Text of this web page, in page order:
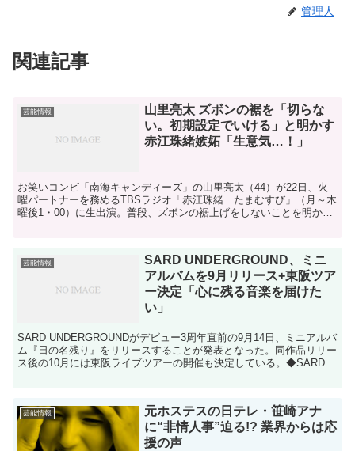
管理人
関連記事
芸能情報
山里亮太 ズボンの裾を「切らな
い。初期設定でいける」と明かす
赤江珠緒嫉妬「生意気…！」
お笑いコンビ「南海キャンディーズ」の山里亮太（44）が22日、火
曜パートナーを務めるTBSラジオ「赤江珠緒 たまむすび」（月～木
曜後1・00）に生出演。普段、ズボンの裾上げをしないことを明かし
芸能情報
SARD UNDERGROUND、ミニ
アルバムを9月リリース+東阪ツア
ー決定「心に残る音楽を届けた
い」
SARD UNDERGROUNDがデビュー3周年直前の9月14日、ミニアルバ
ム『日の名残り』をリリースすることが発表となった。同作品リリー
ス後の10月には東阪ライブツアーの開催も決定している。◆SARD
芸能情報
元ホステスの日テレ・笹崎アナ
に“非情人事”迫る!? 業界からは応
援の声